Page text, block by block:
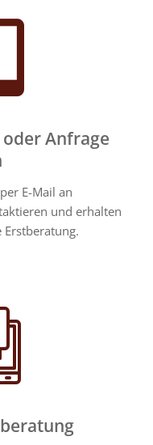
Anfrage
E-Mail an
und erhalten